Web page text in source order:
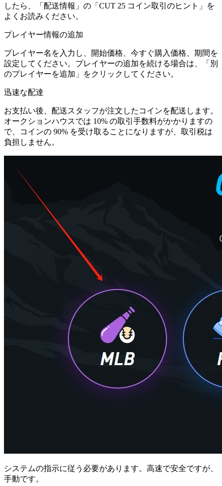
したら、「配送情報」の「CUT 25 コイン取引のヒント」を
よくお読みください。
プレイヤー情報の追加
プレイヤー名を入力し、開始価格、今すぐ購入価格、期間を
設定してください。プレイヤーの追加を続ける場合は、「別
のプレイヤーを追加」をクリックしてください。
迅速な配達
お支払い後、配送スタッフが注文したコインを配送します。
オークションハウスでは 10% の取引手数料がかかりますの
で、コインの 90% を受け取ることになりますが、取引税は
負担しません。
システムの指示に従う必要があります。高速で安全ですが、
手動です。